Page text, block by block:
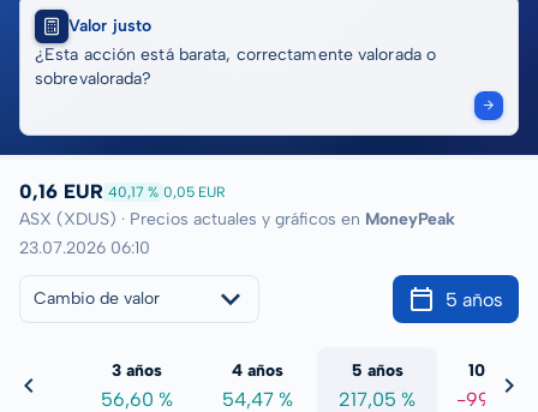
Valor justo
¿Esta acción está barata, correctamente valorada o
sobrevalorada?
0,16 EUR 40,17 % 0,05 EUR
ASX (XDUS) · Precios actuales y gráficos en MoneyPeak
23.07.2026 06:10
Cambio de valor 5 años
%
3 años
56,60 %
4 años
54,47 %
5 años
217,05 %
10 años
-99,93 %